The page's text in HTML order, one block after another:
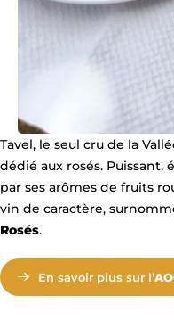
Les Jaugeurs de Lirac
Tavel, le seul cru de la
dédié aux rosés.
par ses arômes de fruits
vin de caractère,
Rosés.
En savoir plus sur l’